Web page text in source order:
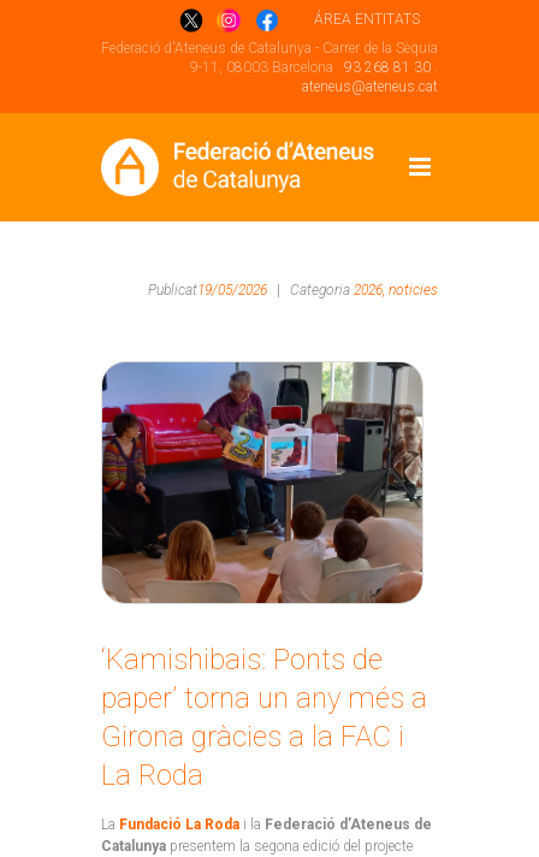
ÁREA ENTITATS
Federació d'Ateneus de Catalunya - Carrer de la Sèquia
9-11, 08003 Barcelona . 93 268 81 30 .
ateneus@ateneus.cat
Publicat19/05/2026 Categoria 2026, noticies
‘Kamishibais: Ponts de
paper’ torna un any més a
Girona gràcies a la FAC i
La Roda
La Fundació La Roda i la Federació d’Ateneus de
Catalunya presentem la segona edició del projecte